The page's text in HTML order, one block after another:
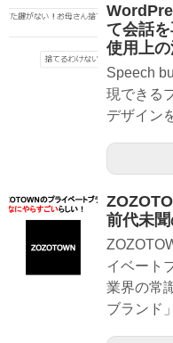
て会話を
使用上
Speech
現できる
デザイン
前代未聞
イベート
業界の常
ブランド